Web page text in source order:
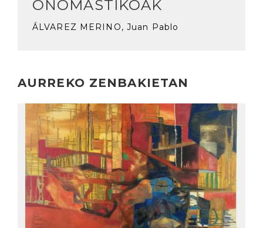
ONOMASTIKOAK
ÁLVAREZ MERINO, Juan Pablo
AURREKO ZENBAKIETAN
Irakurri